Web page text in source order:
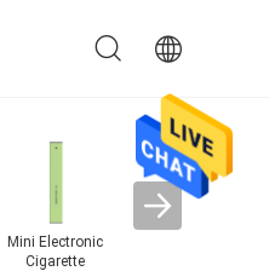
Mini Electronic
Cigarette